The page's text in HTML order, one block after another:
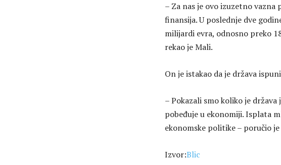
– Za nas je ovo izuzetno vazna
finansija. U poslednje dve
milijardi evra, odnosno preko
rekao je Mali.
On je istakao da je država
– Pokazali smo koliko je
pobeđuje u ekonomiji. Isplata
ekonomske politike – poručio
Izvor:Blic